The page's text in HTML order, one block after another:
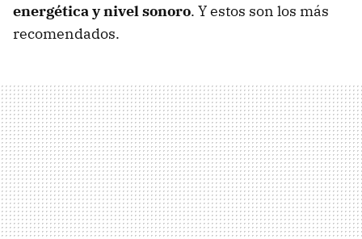
energética y nivel sonoro. Y estos son los más
recomendados.